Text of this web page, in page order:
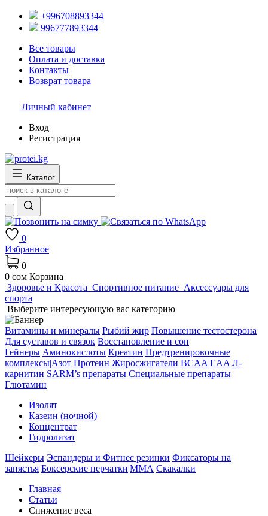
+996708893344
996777893344
Все товары
Оплата и доставка
Контакты
Возврат товара
Личный кабинет
Вход
Регистрация
Каталог
0
Избранное
0
0 сом Корзина
Здоровье и Красота Спортивное питание Аксессуары для
спорта
Выберите интересующую вас категорию
Витамины и минералы Рыбий жир Повышение тестостерона
Для суставов и связок Восстановление и сон
Гейнеры Аминокислоты Креатин Предтренировочные
комплексы|Азот Протеин Жиросжигатели BCAA|EAA Л-
карнитин SARM’s препараты Специальные препараты
Глютамин
Изолят
Казеин (ночной)
Концентрат
Гидролизат
Шейкеры Эспандеры и Фитнес резинки Фиксаторы на
запястья Боксерские перчатки|MMА Скакалки
Главная
Статьи
Снижение веса